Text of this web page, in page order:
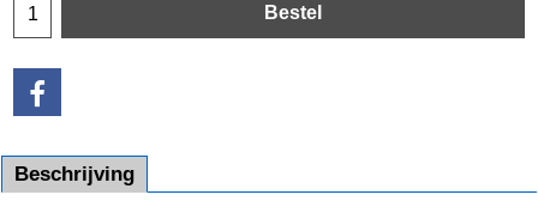
Bestel
Beschrijving